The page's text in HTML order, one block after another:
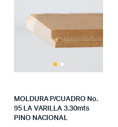
MOLDURA P/CUADRO No.
95 LA VARILLA 3.30mts
PINO NACIONAL